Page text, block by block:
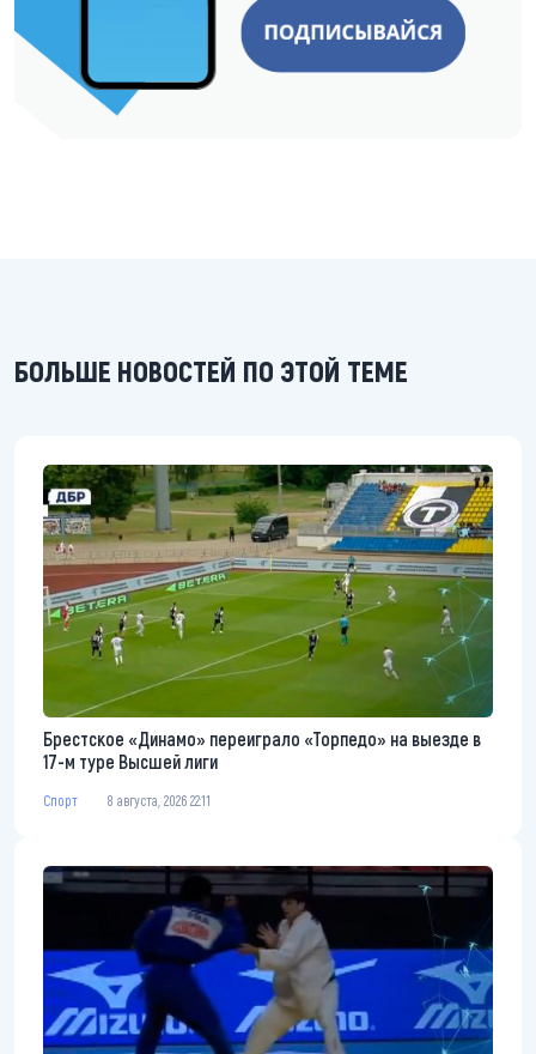
БОЛЬШЕ НОВОСТЕЙ ПО ЭТОЙ ТЕМЕ
Брестское «Динамо» переиграло «Торпедо» на выезде в
17-м туре Высшей лиги
Спорт 8 августа, 2026 22:11